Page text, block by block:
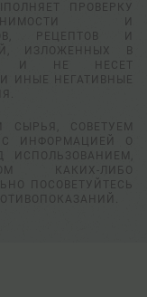
ПРОВЕРКУ
И
РЕЦЕПТОВ И
ИЗЛОЖЕННЫХ В
И НЕ НЕСЕТ
ИНЫЕ НЕГАТИВНЫЕ
СЫРЬЯ, СОВЕТУЕМ
С ИНФОРМАЦИЕЙ О
ИСПОЛЬЗОВАНИЕМ,
КАКИХ-ЛИБО
ПОСОВЕТУЙТЕСЬ